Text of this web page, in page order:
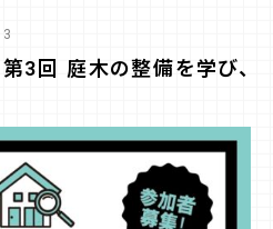
第3回 庭木の整備を学び、